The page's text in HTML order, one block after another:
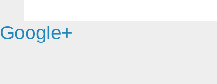
Google+